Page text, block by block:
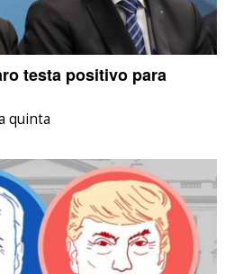
testa positivo para
quinta